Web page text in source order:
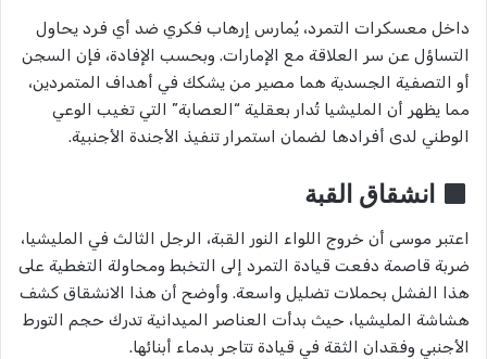
داخل معسكرات التمرد، يُمارس إرهاب فكري ضد أي فرد يحاول
التساؤل عن سر العلاقة مع الإمارات. وبحسب الإفادة، فإن السجن
أو التصفية الجسدية هما مصير من يشكك في أهداف المتمردين،
مما يظهر أن المليشيا تُدار بعقلية “العصابة” التي تغيب الوعي
الوطني لدى أفرادها لضمان استمرار تنفيذ الأجندة الأجنبية.
انشقاق القبة
اعتبر موسى أن خروج اللواء النور القبة، الرجل الثالث في المليشيا،
ضربة قاصمة دفعت قيادة التمرد إلى التخبط ومحاولة التغطية على
هذا الفشل بحملات تضليل واسعة. وأوضح أن هذا الانشقاق كشف
هشاشة المليشيا، حيث بدأت العناصر الميدانية تدرك حجم التورط
الأجنبي وفقدان الثقة في قيادة تتاجر بدماء أبنائها.